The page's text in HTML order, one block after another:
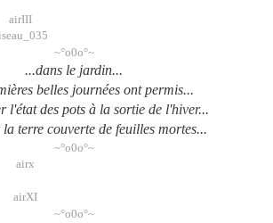
~°o0o°~
...dans le jardin...
belles journées ont permis...
l'état des pots à la sortie de l'hiver...
terre couverte de feuilles mortes...
~°o0o°~
~°o0o°~